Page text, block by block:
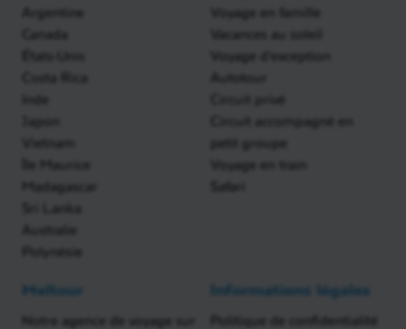
Argentine
Canada
États-Unis
Costa Rica
Inde
Japon
Vietnam
Île Maurice
Madagascar
Sri Lanka
Australie
Polynésie
Voyage en famille
Vacances au soleil
Voyage d'exception
Autotour
Circuit privé
Circuit accompagné en
petit groupe
Voyage en train
Safari
Meltour
Notre agence de voyage sur
Informations légales
Politique de confidentialité